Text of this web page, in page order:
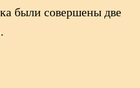
были совершены две